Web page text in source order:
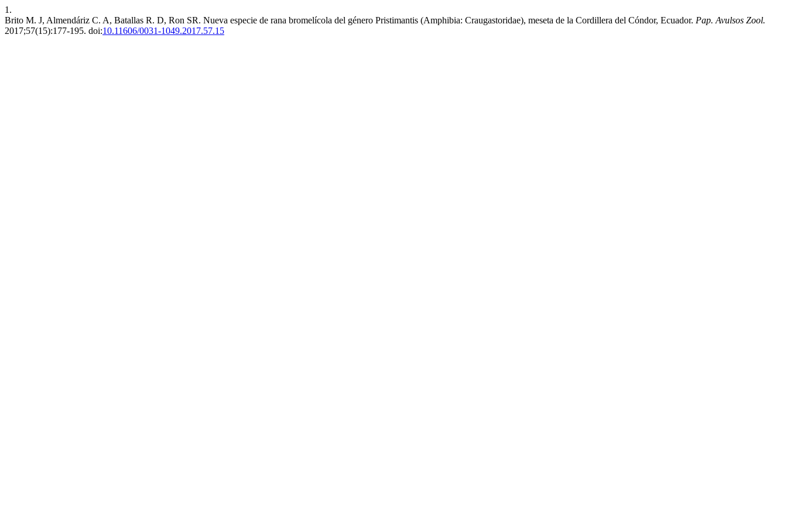
1.
Brito M. J, Almendáriz C. A, Batallas R. D, Ron SR. Nueva especie de rana bromelícola del género Pristimantis (Amphibia: Craugastoridae), meseta de la Cordillera del Cóndor, Ecuador. Pap. Avulsos Zool.
2017;57(15):177-195. doi:10.11606/0031-1049.2017.57.15